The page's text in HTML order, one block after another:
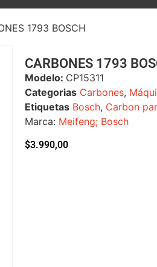
1793 BOSCH
CARBONES 1793
Modelo: CP15311
Categorias Carbones,
Etiquetas Bosch, Carbon
Marca: Meifeng; Bosch
$3.990,00